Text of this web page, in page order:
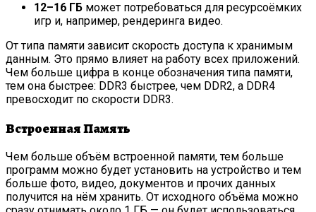
12–16 ГБ может потребоваться для ресурсоёмких
игр и, например, рендеринга видео.
От типа памяти зависит скорость доступа к хранимым
данным. Это прямо влияет на работу всех приложений.
Чем больше цифра в конце обозначения типа памяти,
тем она быстрее: DDR3 быстрее, чем DDR2, а DDR4
превосходит по скорости DDR3.
Встроенная Память
Чем больше объём встроенной памяти, тем больше
программ можно будет установить на устройство и тем
больше фото, видео, документов и прочих данных
получится на нём хранить. От исходного объёма можно